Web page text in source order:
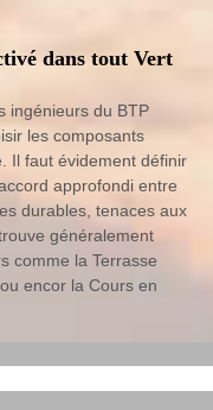
dans tout Vert
ingénieurs du BTP
les composants
Il faut évidement définir
approfondi entre
durables, tenaces aux
généralement
comme la Terrasse
encor la Cours en